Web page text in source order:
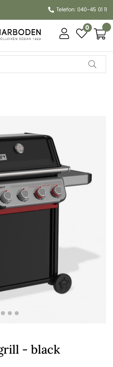
Telefon: 040-45 01 11
0
- black